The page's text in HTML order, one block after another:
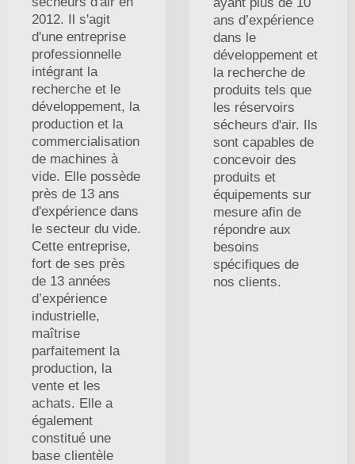
2012. Il s'agit
d'une entreprise
professionnelle
intégrant la
recherche et le
développement, la
production et la
commercialisation
de machines à
vide. Elle possède
près de 13 ans
d'expérience dans
le secteur du vide.
Cette entreprise,
fort de ses près
de 13 années
d’expérience
industrielle,
maîtrise
parfaitement la
production, la
vente et les
achats. Elle a
également
constitué une
base clientèle
ans d’expérience
dans le
développement et
la recherche de
produits tels que
les réservoirs
sécheurs d'air. Ils
sont capables de
concevoir des
produits et
équipements sur
mesure afin de
répondre aux
besoins
spécifiques de
nos clients.